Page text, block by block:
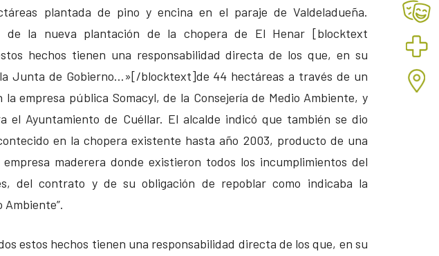
plantada de pino y encina en el paraje de Valdeladueña.
de la nueva plantación de la chopera de El Henar [blocktext
hechos tienen una responsabilidad directa de los que, en su
Junta de Gobierno…»[/blocktext]de 44 hectáreas a través de un
empresa pública Somacyl, de la Consejería de Medio Ambiente, y
el Ayuntamiento de Cuéllar. El alcalde indicó que también se dio
en la chopera existente hasta año 2003, producto de una
maderera donde existieron todos los incumplimientos del
del contrato y de su obligación de repoblar como indicaba la
estos hechos tienen una responsabilidad directa de los que, en su